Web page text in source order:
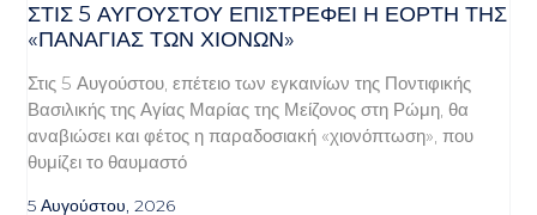
ΣΤΙΣ 5 ΑΥΓΟΎΣΤΟΥ ΕΠΙΣΤΡΈΦΕΙ Η ΕΟΡΤΉ ΤΗΣ
«ΠΑΝΑΓΊΑΣ ΤΩΝ ΧΙΌΝΩΝ»
Στις 5 Αυγούστου, επέτειο των εγκαινίων της Ποντιφικής
Βασιλικής της Αγίας Μαρίας της Μείζονος στη Ρώμη, θα
αναβιώσει και φέτος η παραδοσιακή «χιονόπτωση», που
θυμίζει το θαυμαστό
5 Αυγούστου, 2026